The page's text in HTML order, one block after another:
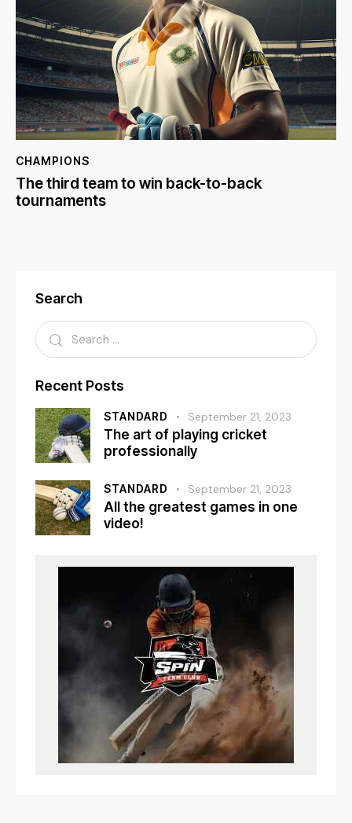
CHAMPIONS
The third team to win back-to-back
tournaments
Search
Recent Posts
STANDARD September 21, 2023
The art of playing cricket
professionally
STANDARD September 21, 2023
All the greatest games in one
video!